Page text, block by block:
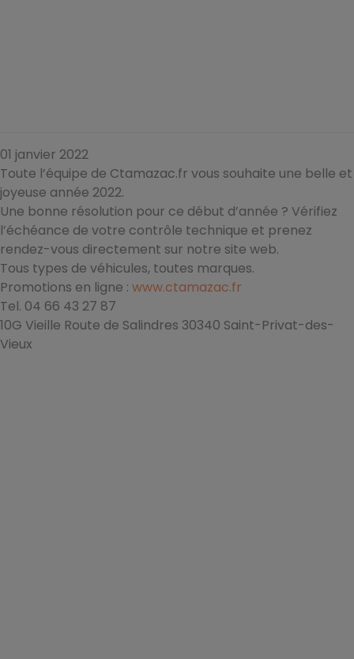
01 janvier 2022
Toute l’équipe de Ctamazac.fr vous souhaite une belle et
joyeuse année 2022.
Une bonne résolution pour ce début d’année ? Vérifiez
l’échéance de votre contrôle technique et prenez
rendez-vous directement sur notre site web.
Tous types de véhicules, toutes marques.
Promotions en ligne : www.ctamazac.fr
Tel. 04 66 43 27 87
10G Vieille Route de Salindres 30340 Saint-Privat-des-
Vieux